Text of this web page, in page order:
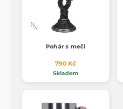
Pohár s meči
790 Kč
Skladem